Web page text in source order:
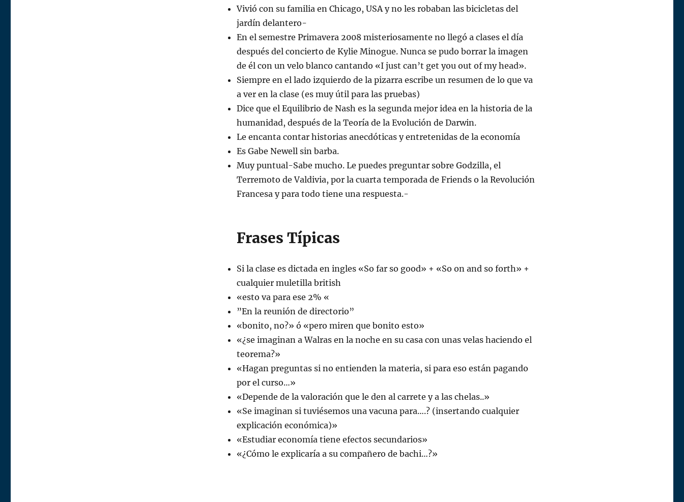
Vivió con su familia en Chicago, USA y no les robaban las bicicletas del
jardín delantero-
En el semestre Primavera 2008 misteriosamente no llegó a clases el día
después del concierto de Kylie Minogue. Nunca se pudo borrar la imagen
de él con un velo blanco cantando «I just can’t get you out of my head».
Siempre en el lado izquierdo de la pizarra escribe un resumen de lo que va
a ver en la clase (es muy útil para las pruebas)
Dice que el Equilibrio de Nash es la segunda mejor idea en la historia de la
humanidad, después de la Teoría de la Evolución de Darwin.
Le encanta contar historias anecdóticas y entretenidas de la economía
Es Gabe Newell sin barba.
Muy puntual-Sabe mucho. Le puedes preguntar sobre Godzilla, el
Terremoto de Valdivia, por la cuarta temporada de Friends o la Revolución
Francesa y para todo tiene una respuesta.-
Frases Típicas
Si la clase es dictada en ingles «So far so good» + «So on and so forth» +
cualquier muletilla british
«esto va para ese 2% «
”En la reunión de directorio”
«bonito, no?» ó «pero miren que bonito esto»
«¿se imaginan a Walras en la noche en su casa con unas velas haciendo el
teorema?»
«Hagan preguntas si no entienden la materia, si para eso están pagando
por el curso…»
«Depende de la valoración que le den al carrete y a las chelas..»
«Se imaginan si tuviésemos una vacuna para….? (insertando cualquier
explicación económica)»
«Estudiar economía tiene efectos secundarios»
«¿Cómo le explicaría a su compañero de bachi…?»